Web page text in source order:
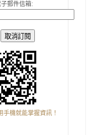
郵件信箱:
手機就能掌握資訊！